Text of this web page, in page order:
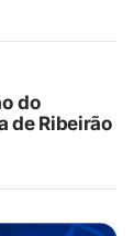
do
de Ribeirão